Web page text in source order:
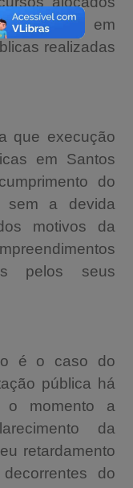
Oficial e em
realizadas
que execução
em Santos
do
sem a devida
motivos da
pelos seus
é o caso do
pública há
momento a
da
retardamento
do
A
A+